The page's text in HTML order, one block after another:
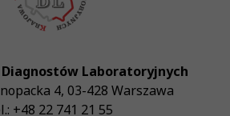
Laboratoryjnych
4, 03-428 Warszawa
+48 22 741 21 55